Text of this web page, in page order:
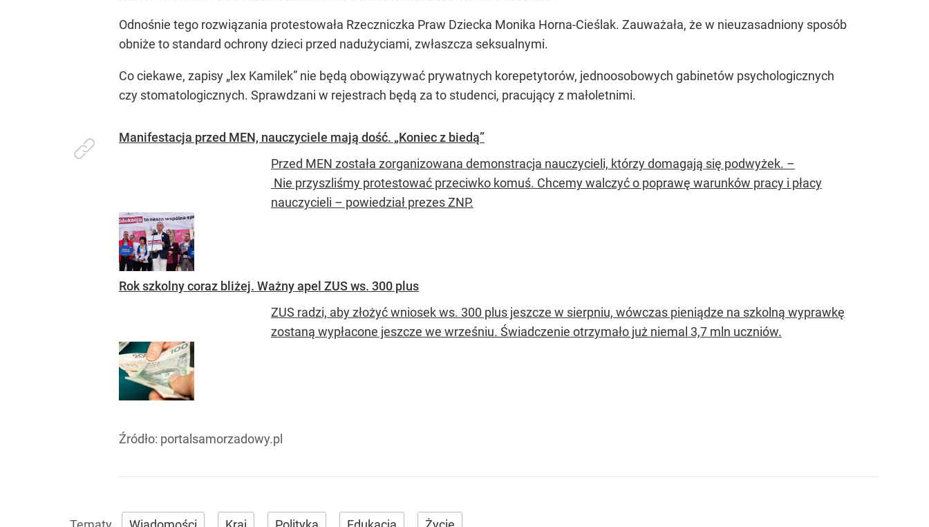
Odnośnie tego rozwiązania protestowała Rzeczniczka Praw Dziecka Monika Horna-Cieślak. Zauważała, że w nieuzasadniony sposób
obniże to standard ochrony dzieci przed nadużyciami, zwłaszcza seksualnymi.
Co ciekawe, zapisy „lex Kamilek” nie będą obowiązywać prywatnych korepetytorów, jednoosobowych gabinetów psychologicznych
czy stomatologicznych. Sprawdzani w rejestrach będą za to studenci, pracujący z małoletnimi.
Manifestacja przed MEN, nauczyciele mają dość. „Koniec z biedą”
Przed MEN została zorganizowana demonstracja nauczycieli, którzy domagają się podwyżek. –
Nie przyszliśmy protestować przeciwko komuś. Chcemy walczyć o poprawę warunków pracy i płacy
nauczycieli – powiedział prezes ZNP.
Rok szkolny coraz bliżej. Ważny apel ZUS ws. 300 plus
ZUS radzi, aby złożyć wniosek ws. 300 plus jeszcze w sierpniu, wówczas pieniądze na szkolną wyprawkę
zostaną wypłacone jeszcze we wrześniu. Świadczenie otrzymało już niemal 3,7 mln uczniów.
Źródło: portalsamorzadowy.pl